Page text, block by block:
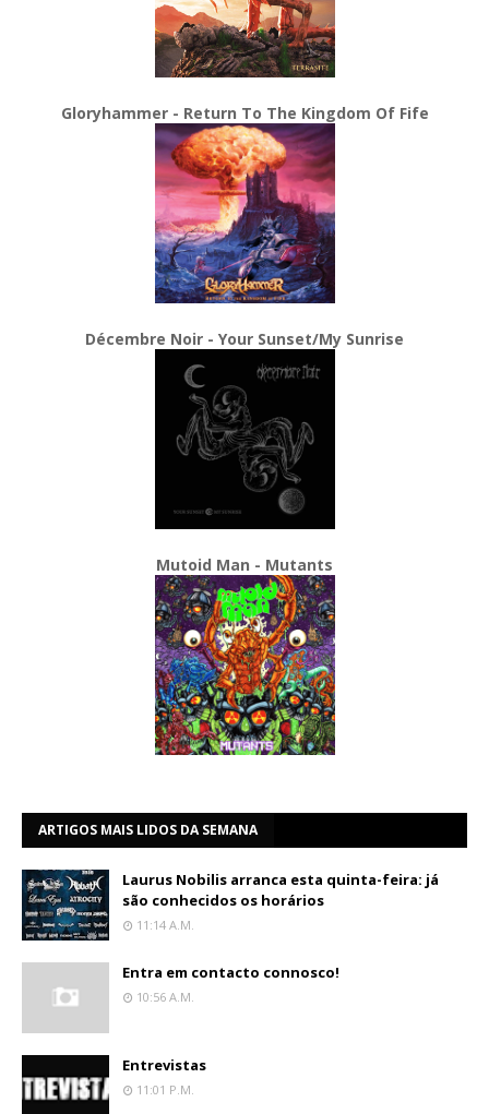
Gloryhammer - Return To The Kingdom Of Fife
Décembre Noir - Your Sunset/My Sunrise
Mutoid Man - Mutants
ARTIGOS MAIS LIDOS DA SEMANA
Laurus Nobilis arranca esta quinta-feira: já
são conhecidos os horários
11:14 A.m.
Entra em contacto connosco!
10:56 A.m.
Entrevistas
11:01 P.m.